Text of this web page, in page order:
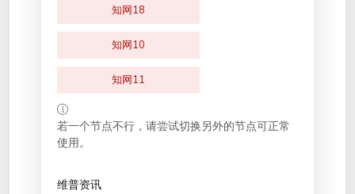
知网18
知网10
知网11
若一个节点不行，请尝试切换另外的节点可正常
使用。
维普资讯